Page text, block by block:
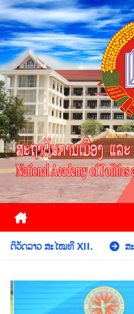
XII. ສະຫາຍ ທອງລຸນ ສີສຸລິດ